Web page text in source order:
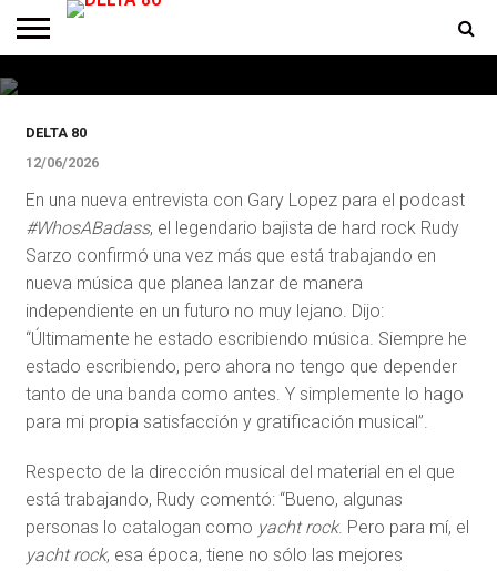
PREMIOS
PRODUCCIONES
PROGRAMACION
CONTACTO
HOMEPAGE
solista: “En las próximas semanas voy
a estar lanzándola”
DELTA 80
12/06/2026
En una nueva entrevista con Gary Lopez para el podcast
#WhosABadass, el legendario bajista de hard rock Rudy
Sarzo confirmó una vez más que está trabajando en
nueva música que planea lanzar de manera
independiente en un futuro no muy lejano. Dijo:
“Últimamente he estado escribiendo música. Siempre he
estado escribiendo, pero ahora no tengo que depender
tanto de una banda como antes. Y simplemente lo hago
para mi propia satisfacción y gratificación musical”.
Respecto de la dirección musical del material en el que
está trabajando, Rudy comentó: “Bueno, algunas
personas lo catalogan como yacht rock. Pero para mí, el
yacht rock, esa época, tiene no sólo las mejores